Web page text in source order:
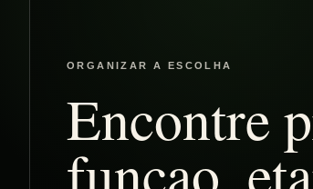
e
c
ORGANIZAR A ESCOLHA
Encontre
funcao,